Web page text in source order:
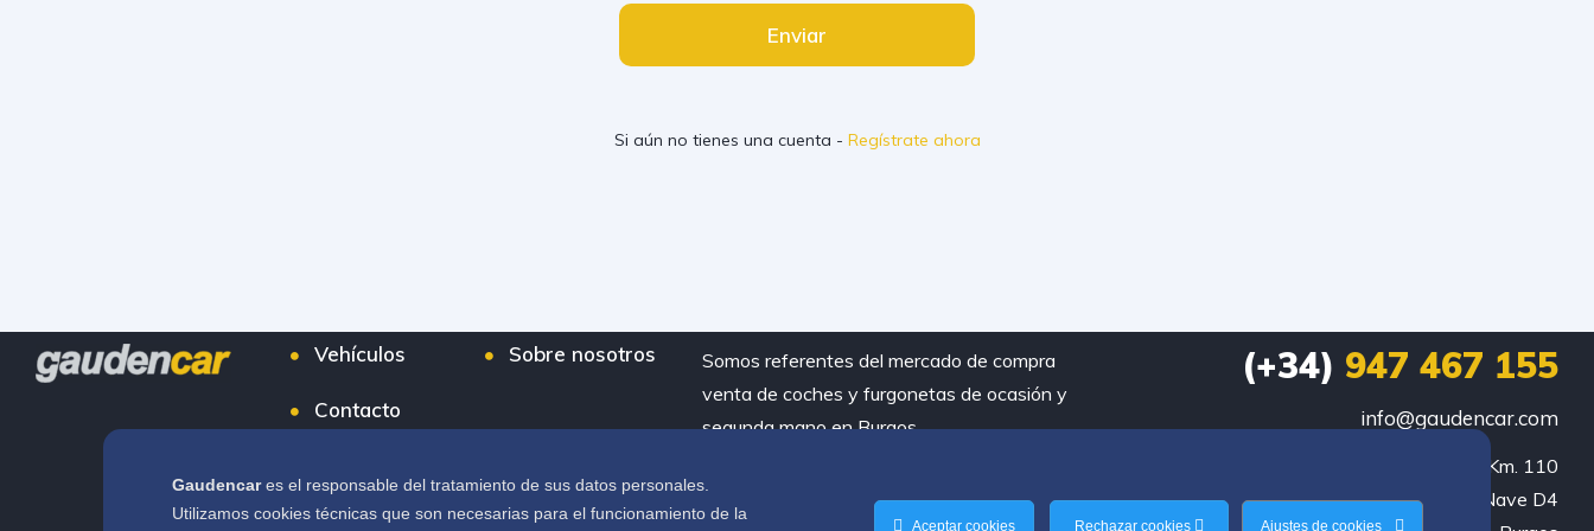
Enviar
Si aún no tienes una cuenta - Regístrate ahora
Vehículos Sobre nosotros
Contacto
Somos referentes del mercado de compra
venta de coches y furgonetas de ocasión y
segunda mano en Burgos
(+34) 947 467 155
info@gaudencar.com
Ctra. Logroño Km. 110
Pol. Sanzucar Nave D4
Gaudencares el responsable del tratamiento de sus datos personales.
Utilizamos cookies técnicas que son necesarias para el funcionamiento de la
Aceptar cookies Rechazar cookies Ajustes de cookies